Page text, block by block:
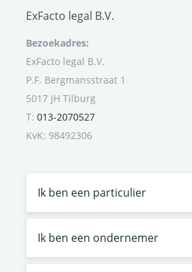
ExFacto legal B.V.
Bezoekadres:
ExFacto legal B.V.
P.F. Bergmansstraat 1
5017 JH Tilburg
T: 013-2070527
KvK: 98492306
Ik ben een particulier
Ik ben een ondernemer